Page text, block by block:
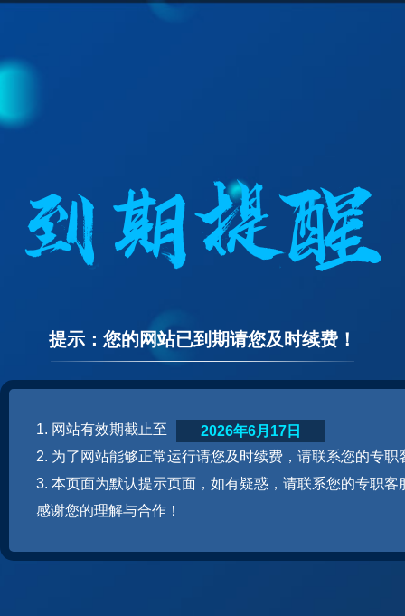
提示：您的网站已到期请您及时续费！
1. 网站有效期截止至
2. 为了网站能够正常运行请您及时续费，请联系您的专职
3. 本页面为默认提示页面，如有疑惑，请联系您的专职客
感谢您的理解与合作！
2026年6月17日